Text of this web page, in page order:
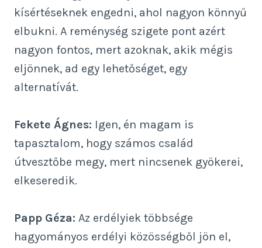
kísértéseknek engedni, ahol nagyon könnyű
elbukni. A reménység szigete pont azért
nagyon fontos, mert azoknak, akik mégis
eljönnek, ad egy lehetőséget, egy
alternatívát.
Fekete Ágnes: Igen, én magam is
tapasztalom, hogy számos család
útvesztőbe megy, mert nincsenek gyökerei,
elkeseredik.
Papp Géza: Az erdélyiek többsége
hagyományos erdélyi közösségből jön el,